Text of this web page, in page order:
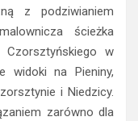
z podziwianiem
ścieżka
w
widoki na Pieniny,
i Niedzicy.
zarówno dla